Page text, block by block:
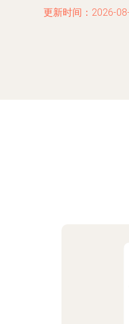
更新时间：2026-